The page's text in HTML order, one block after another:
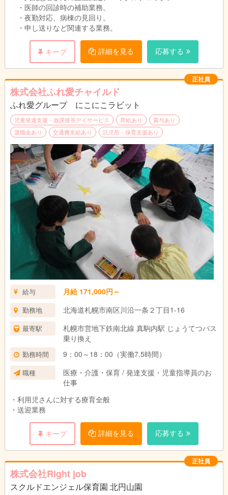
・医師の回診時の補助業務。
・夜勤対応、病棟の見回り。
・申し送りなど関連する業務。
キープ 詳細を見る 応募する
正社員
株式会社ふれ愛チャイルド
ふれ愛グループ にこにこラビット
児童発達支援・放課後等デイサービス 昇給あり
賞与あり
退職金あり
交通費支給あり 託児所・保育支援あり
給与 月給 171,000円～
勤務地 北海道札幌市南区川沿一条２丁目1-16
最寄駅
札幌市営地下鉄南北線 真駒内駅 じょうてつバス
乗り換え
勤務時間 9：00～18：00（実働7.5時間）
職種
医療・介護・保育 / 発達支援・児童指導員のお
仕事
・利用児さんに対する療育全般
・送迎業務
キープ 詳細を見る 応募する
正社員
株式会社Right job
スクルドエンジェル保育園 北円山園